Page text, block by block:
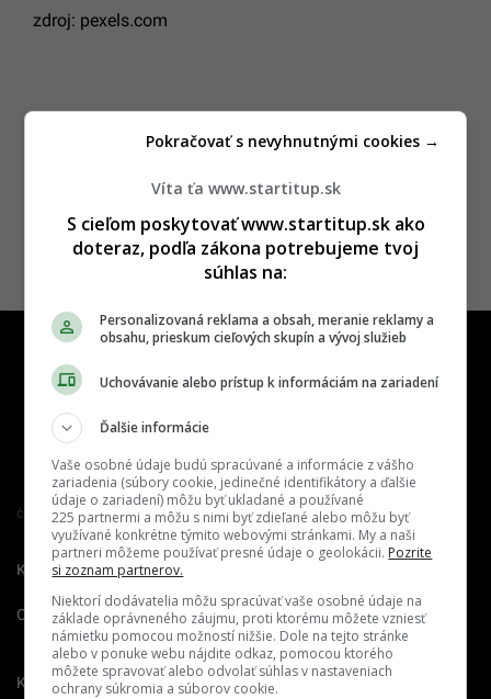
zdroj: pexels.com
Člen združenia IAB Slovakia
Kontakt Inzercia
O nás Redakcia
Nahlásiť
chybu
Kariéra
Víta ťa www.startitup.sk
S cieľom poskytovať www.startitup.sk ako
doteraz, podľa zákona potrebujeme tvoj
súhlas na:
Personalizovaná reklama a obsah, meranie reklamy a
obsahu, prieskum cieľových skupín a vývoj služieb
Uchovávanie alebo prístup k informáciám na zariadení
Ďalšie informácie
Vaše osobné údaje budú spracúvané a informácie z vášho
zariadenia (súbory cookie, jedinečné identifikátory a ďalšie
údaje o zariadení) môžu byť ukladané a používané
225 partnermi a môžu s nimi byť zdieľané alebo môžu byť
využívané konkrétne týmito webovými stránkami. My a naši
partneri môžeme používať presné údaje o geolokácii. Pozrite
si zoznam partnerov.
Niektorí dodávatelia môžu spracúvať vaše osobné údaje na
základe oprávneného záujmu, proti ktorému môžete vzniesť
námietku pomocou možností nižšie. Dole na tejto stránke
alebo v ponuke webu nájdite odkaz, pomocou ktorého
môžete spravovať alebo odvolať súhlas v nastaveniach
ochrany súkromia a súborov cookie.
Pokračovať s nevyhnutnými cookies →